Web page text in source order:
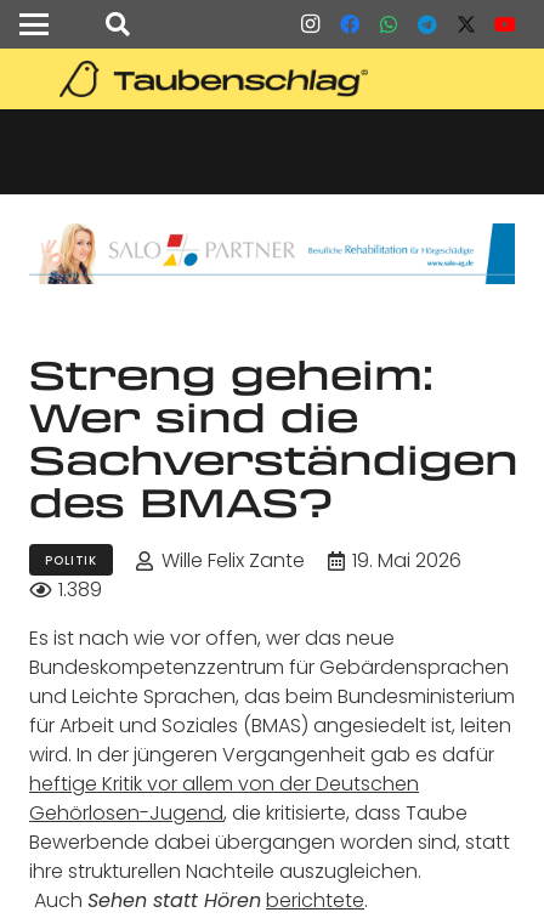
Streng geheim:
Wer sind die
Sachverständigen
des BMAS?
POLITIK Wille Felix Zante
19. Mai 2026
1.389
Es ist nach wie vor offen, wer das neue
Bundeskompetenzzentrum für Gebärdensprachen
und Leichte Sprachen, das beim Bundesministerium
für Arbeit und Soziales (BMAS) angesiedelt ist, leiten
wird. In der jüngeren Vergangenheit gab es dafür
heftige Kritik vor allem von der Deutschen
Gehörlosen-Jugend, die kritisierte, dass Taube
Bewerbende dabei übergangen worden sind, statt
ihre strukturellen Nachteile auszugleichen.
Auch Sehen statt Hören berichtete.